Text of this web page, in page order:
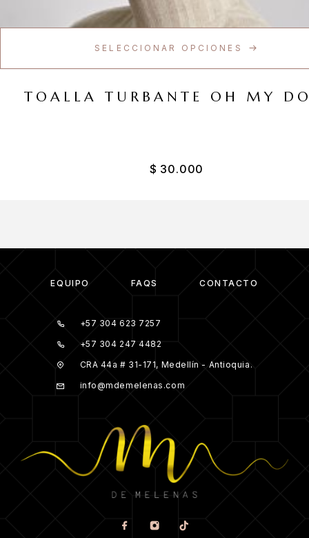
SELECCIONAR OPCIONES
TOALLA TURBANTE OH MY
$ 30.000
EQUIPO FAQS CONTACTO
+57 304 623 7257
+57 304 247 4482
CRA 44a # 31-171, Medellín - Antioquia.
info@mdemelenas.com